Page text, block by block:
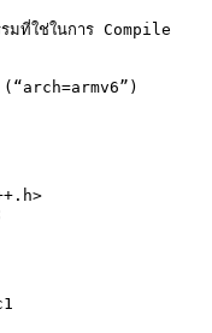
มที่ใช่ในการ Compile